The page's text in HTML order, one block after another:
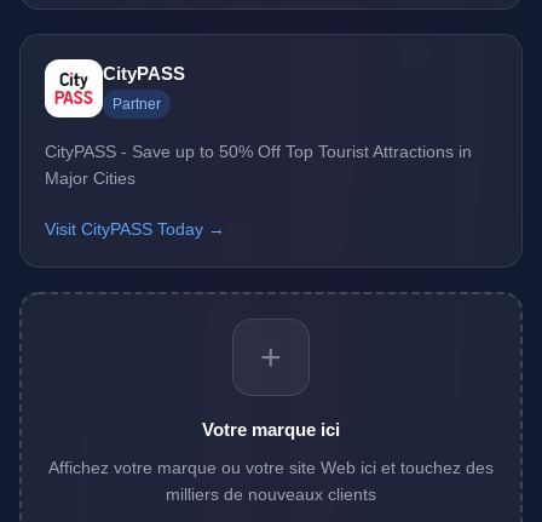
CityPASS
Partner
CityPASS - Save up to 50% Off Top Tourist Attractions in
Major Cities
Visit CityPASS Today →
+
Votre marque ici
Affichez votre marque ou votre site Web ici et touchez des
milliers de nouveaux clients